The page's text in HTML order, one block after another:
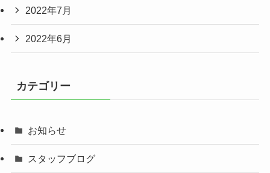
2022年7月
2022年6月
カテゴリー
お知らせ
スタッフブログ